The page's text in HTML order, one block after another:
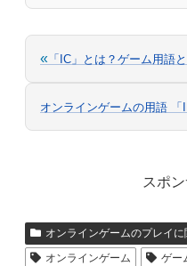
« 「IC」とは？ゲーム用語
オンラインゲームの用語 「
スポ
オンラインゲームのプレイ
オンラインゲーム
ゲー